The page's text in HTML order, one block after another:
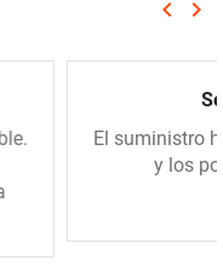
keyboard_arrow_left keyboard_arrow_right
rápido, buen precio.
muy rápido, el
razonables. Los